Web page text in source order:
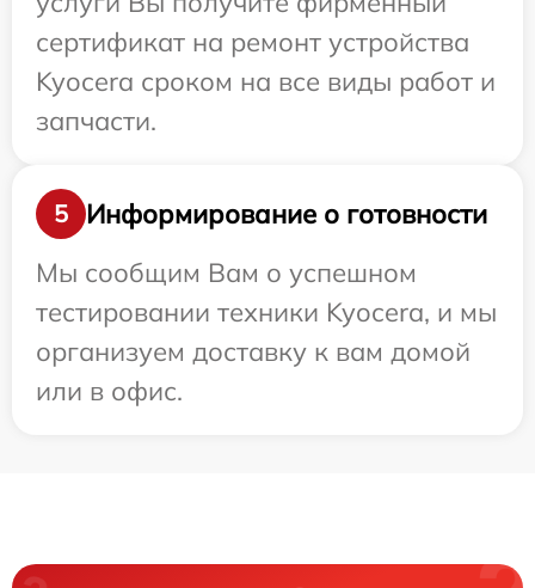
сертификат на ремонт устройства
Kyocera сроком на все виды работ и
запчасти.
5
Информирование о готовности
Мы сообщим Вам о успешном
тестировании техники Kyocera, и мы
организуем доставку к вам домой
или в офис.